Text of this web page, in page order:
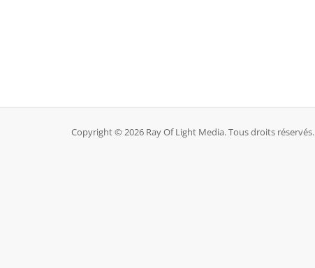
Copyright © 2026 Ray Of Light Media. Tous droits réservés.